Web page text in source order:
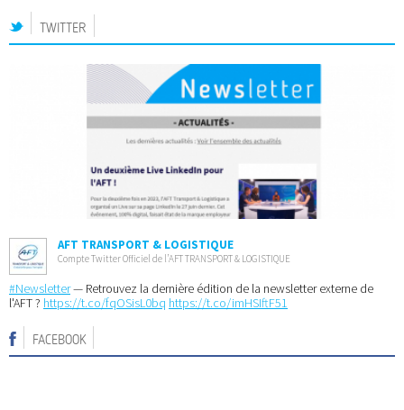
TWITTER
AFT TRANSPORT & LOGISTIQUE
Compte Twitter Officiel de l’AFT TRANSPORT & LOGISTIQUE
#Newsletter— Retrouvez la dernière édition de la newsletter externe de
l'AFT ? https://t.co/fqOSisL0bq https://t.co/imHSIftF51
FACEBOOK